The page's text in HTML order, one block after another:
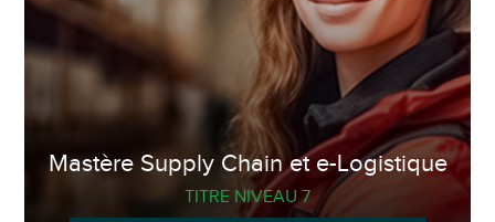
Mastère Supply Chain et e-Logistique
TITRE NIVEAU 7